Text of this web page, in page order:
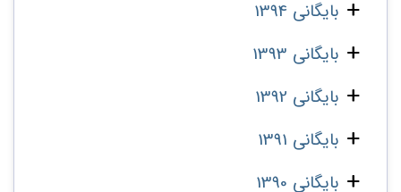
بایگانی 1394
بایگانی 1393
بایگانی 1392
بایگانی 1391
بایگانی 1390